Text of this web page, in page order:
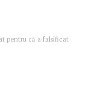
pentru că a falsificat